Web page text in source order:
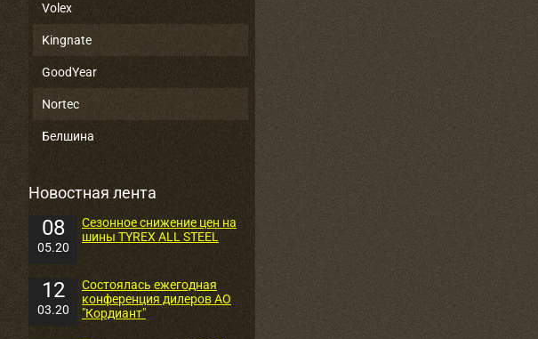
Volex
Kingnate
GoodYear
Nortec
Белшина
Новостная лента
08
05.20
Сезонное снижение цен на
шины TYREX ALL STEEL
12
03.20
Состоялась ежегодная
конференция дилеров АО
"Кордиант"